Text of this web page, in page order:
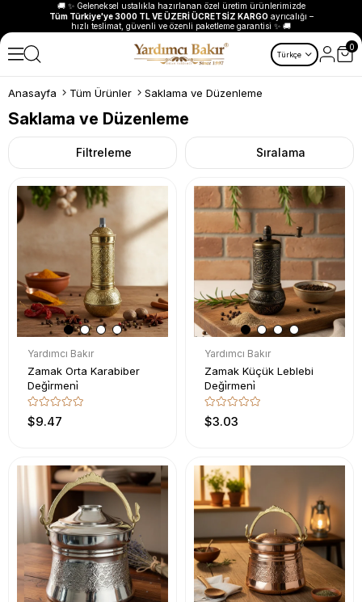
🚚 ✨ Geleneksel ustalıkla hazırlanan özel üretim ürünlerimizde
Tüm Türkiye'ye 3000 TL VE ÜZERİ ÜCRETSİZ KARGOayrıcalığı –
hızlı teslimat, güvenli ve özenli paketleme garantisi ✨ 🚚
Türkçe
0
Anasayfa Tüm Ürünler Saklama ve Düzenleme
Saklama ve Düzenleme
Filtreleme Sıralama
Yardımcı Bakır
Zamak Orta Karabiber
Deği̇rmeni̇
$9.47
Yardımcı Bakır
Zamak Küçük Leblebi
Deği̇rmeni̇
$3.03